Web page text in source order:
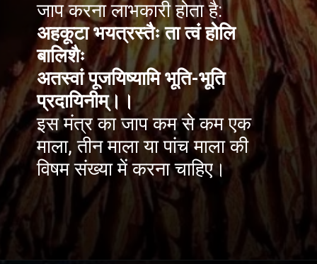
अहकूटा भयत्रस्तैः ता त्वं होलि
बालिशैः
अतस्वां पूजयिष्यामि भूति-भूति
प्रदायिनीम्।।
इस मंत्र का जाप कम से कम एक
माला, तीन माला या पांच माला की
विषम संख्या में करना चाहिए।